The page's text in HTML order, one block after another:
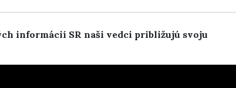
informácií SR naši vedci približujú svoju